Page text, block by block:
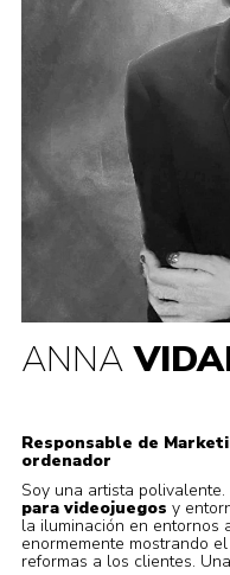
ANNA
Responsable de
ordenador
Soy una artista polivalente.
para videojuegos y
la iluminación en entornos
enormemente mostrando
reformas a los clientes.